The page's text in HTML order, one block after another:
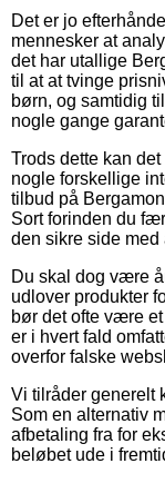
Det er jo
mennesker at
det har utallige
til at at tvinge
børn, og samtidig
nogle gange
Trods dette kan
nogle forskellige
tilbud på
Sort forinden du
den sikre side med
Du skal dog være
udlover produkter
bør det ofte være
er i hvert fald
overfor falske
Vi tilråder generelt
Som en alternativ
afbetaling fra for
beløbet ude i